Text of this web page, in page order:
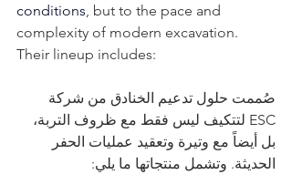
conditions, but to the pace and
complexity of modern excavation.
Their lineup includes:
صُممت حلول تدعيم الخنادق من شركة
ESC لتتكيف ليس فقط مع ظروف التربة،
بل أيضاً مع وتيرة وتعقيد عمليات الحفر
الحديثة. وتشمل منتجاتها ما يلي: